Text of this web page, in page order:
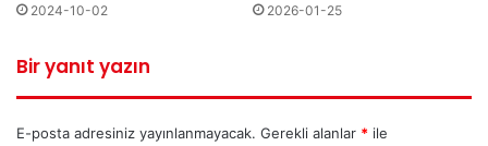
2024-10-02 2026-01-25
Bir yanıt yazın
E-posta adresiniz yayınlanmayacak. Gerekli alanlar * ile